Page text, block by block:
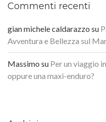
Commenti recenti
gian michele caldarazzo su
Avventura e Bellezza sul
Massimo su Per un viaggio
oppure una maxi-enduro?